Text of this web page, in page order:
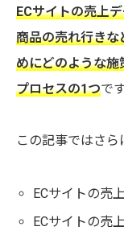
ECサイトの売上
商品の売れ行きな
めにどのような施
プロセスの1つです
この記事ではさら
ECサイトの売
ECサイトの売